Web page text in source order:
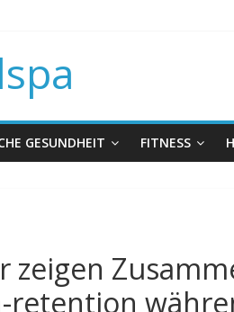
GESUNDHEIT FITNESS
zeigen
retention